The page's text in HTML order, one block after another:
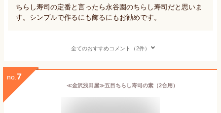
ちらし寿司の定番と言ったら永谷園のちらし寿司だと思いま
す。シンプルで作るにも飾るにもお勧めです。
全てのおすすめコメント（2件）
no. 7
≪金沢浅田屋≫五目ちらし寿司の素（2合用）